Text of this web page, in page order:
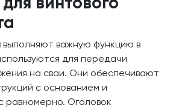
выполняют важную функцию в
для передачи
на сваи. Они обеспечивают
с основанием и
равномерно. Оголовок